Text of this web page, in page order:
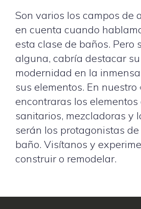
Son varios los campos de
en cuenta cuando
esta clase de baños. Pero
alguna, cabría destacar
modernidad en la
sus elementos. En nuestro
encontraras los
sanitarios, mezcladoras y
serán los protagonistas
baño. Visítanos y
construir o remodelar.